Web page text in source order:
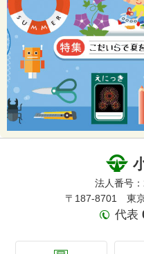
法人番号
〒187-8701 東
代表